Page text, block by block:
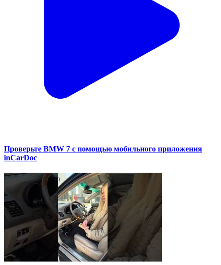
Проверьте BMW 7 с помощью мобильного приложения
inCarDoc